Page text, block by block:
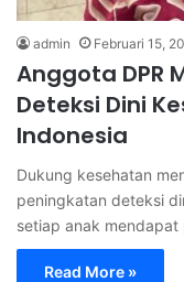
admin Februari 15,
Anggota DPR
Deteksi Dini
Indonesia
Dukung kesehatan
peningkatan deteksi
setiap anak
Read More »